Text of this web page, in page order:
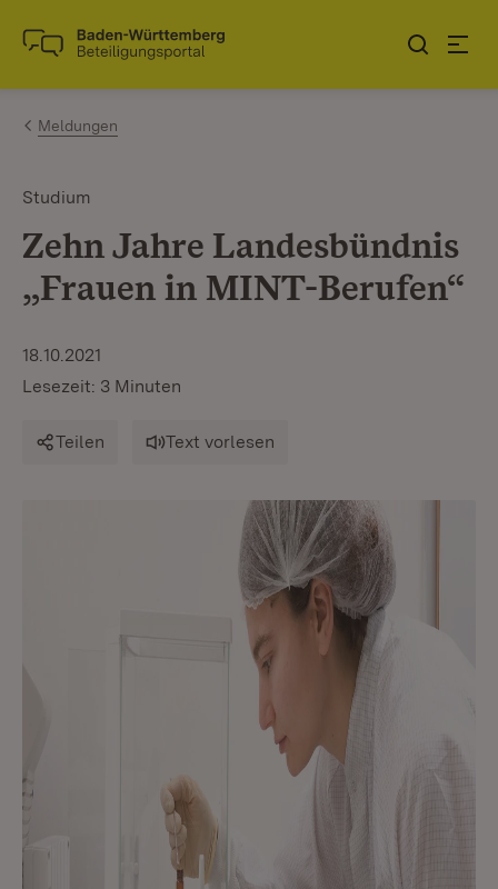
Zum Inhalt springen
Link zur Startseite
Meldungen
Studium
Zehn Jahre Landesbündnis
„Frauen in MINT-Berufen“
18.10.2021
Lesezeit: 3 Minuten
Teilen Text vorlesen